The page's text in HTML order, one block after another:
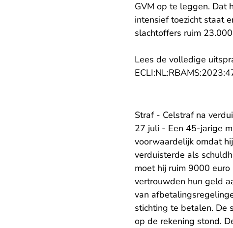
GVM op te leggen. Dat
intensief toezicht staat
slachtoffers ruim
Lees de volledige
Straf - Celstraf na
27 juli - Een 45-jarige
voorwaardelijk omdat
verduisterde als
moet hij ruim 9000
vertrouwden hun geld
van
stichting te betalen. De
op de rekening stond.